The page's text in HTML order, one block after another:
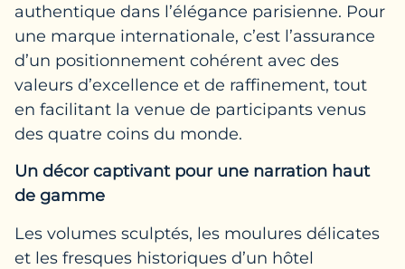
authentique dans l’élégance parisienne. Pour
une marque internationale, c’est l’assurance
d’un positionnement cohérent avec des
valeurs d’excellence et de raffinement, tout
en facilitant la venue de participants venus
des quatre coins du monde.
Un décor captivant pour une narration haut
de gamme
Les volumes sculptés, les moulures délicates
et les fresques historiques d’un hôtel